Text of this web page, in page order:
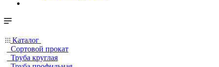
Каталог
Сортовой прокат
Труба круглая